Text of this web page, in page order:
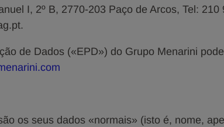
I, 2º B, 2770-203 Paço de Arcos, Tel: 210
de Dados («EPD») do Grupo Menarini
os seus dados «normais» (isto é, nome,